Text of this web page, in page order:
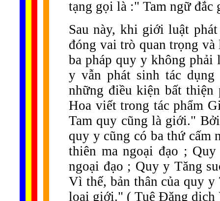
tạng gọi là :" Tam ngữ đắc
Sau này, khi giới luật
đóng vai trò quan trọng
ba pháp quy y không
y vẫn phát sinh tác
những điều kiện bất
Hoa viết trong tác phẩm
Tam quy cũng là giới."
quy y cũng có ba thứ cấm
thiên ma ngoại đạo ;
ngoại đạo ; Quy y Tăng
Vì thế, bản thân của quy y
loại giới." ( Tuệ Đăng dịch